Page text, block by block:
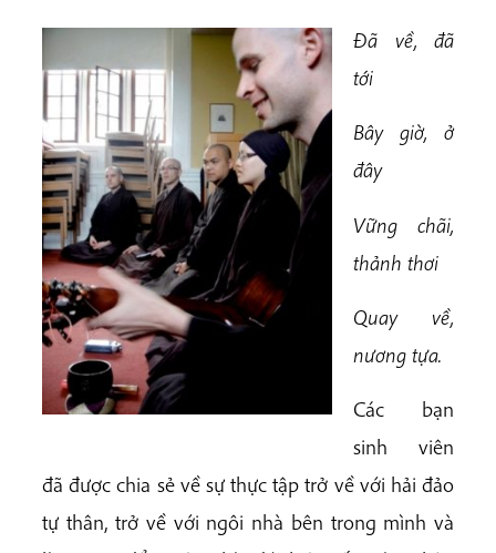
Đã về, đã
tới
Bây giờ, ở
đây
Vững chãi,
thảnh thơi
Quay về,
nương tựa.
Các bạn
sinh viên
đã được chia sẻ về sự thực tập trở về với hải đảo
tự thân, trở về với ngôi nhà bên trong mình và